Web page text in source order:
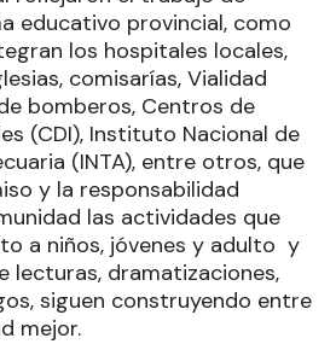
educativo provincial, como
los hospitales locales,
comisarías, Vialidad
bomberos, Centros de
(CDI), Instituto Nacional de
(INTA), entre otros, que
y la responsabilidad
las actividades que
a niños, jóvenes y adulto y
lecturas, dramatizaciones,
siguen construyendo entre
mejor.